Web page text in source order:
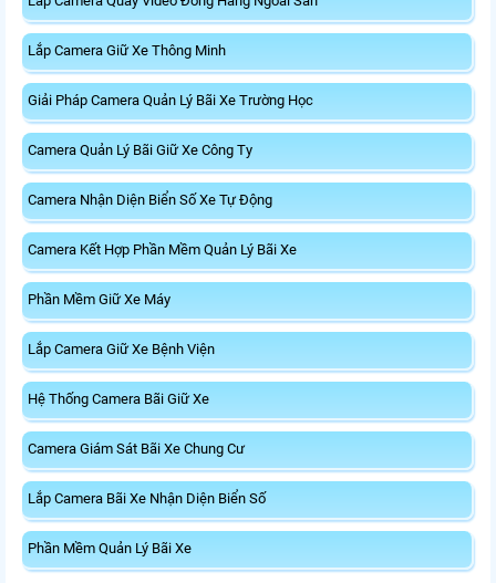
Lắp Camera Giữ Xe Thông Minh
Giải Pháp Camera Quản Lý Bãi Xe Trường Học
Camera Quản Lý Bãi Giữ Xe Công Ty
Camera Nhận Diện Biển Số Xe Tự Động
Camera Kết Hợp Phần Mềm Quản Lý Bãi Xe
Phần Mềm Giữ Xe Máy
Lắp Camera Giữ Xe Bệnh Viện
Hệ Thống Camera Bãi Giữ Xe
Camera Giám Sát Bãi Xe Chung Cư
Lắp Camera Bãi Xe Nhận Diện Biển Số
Phần Mềm Quản Lý Bãi Xe